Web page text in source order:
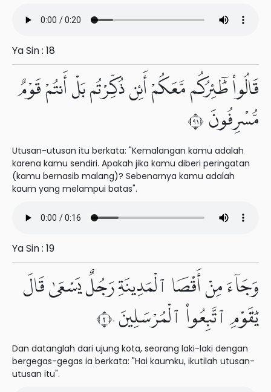
Ya Sin : 18
قَالُوا۟ طَٰٓئِرُكُم مَّعَكُمْ أَئِن ذُكِّرْتُم بَلْ أَنتُمْ قَوْمٌ
مُّسْرِفُونَ ١٩
Utusan-utusan itu berkata: "Kemalangan kamu adalah
karena kamu sendiri. Apakah jika kamu diberi peringatan
(kamu bernasib malang)? Sebenarnya kamu adalah
kaum yang melampui batas".
Ya Sin : 19
وَجَآءَ مِنْ أَقْصَا ٱلْمَدِينَةِ رَجُلٌ يَسْعَىٰ قَالَ
يَٰقَوْمِ ٱتَّبِعُوا۟ ٱلْمُرْسَلِينَ ٢٠
Dan datanglah dari ujung kota, seorang laki-laki dengan
bergegas-gegas ia berkata: "Hai kaumku, ikutilah utusan-
utusan itu".